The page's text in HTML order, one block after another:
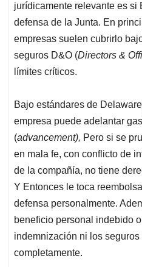
jurídicamente relevante es si
defensa de la Junta. En
empresas suelen cubrirlo
seguros D&O (Directors &
límites críticos.
Bajo estándares de
empresa puede adelantar
(advancement), Pero si se
en mala fe, con conflicto de
de la compañía, no tiene
Y Entonces le toca
defensa personalmente.
beneficio personal indebido
indemnización ni los
completamente.